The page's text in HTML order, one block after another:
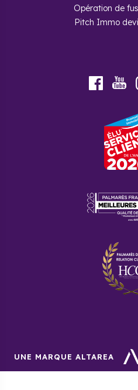
Opération de
Pitch Immo
UNE MARQUE ALTAREA